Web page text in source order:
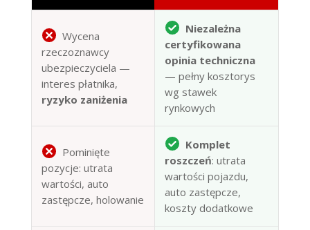
Wycena
rzeczoznawcy
ubezpieczyciela —
interes płatnika,
ryzyko zaniżenia
Niezależna
certyfikowana
opinia techniczna
— pełny kosztorys
wg stawek
rynkowych
Pominięte
pozycje: utrata
wartości, auto
zastępcze, holowanie
Komplet
roszczeń: utrata
wartości pojazdu,
auto zastępcze,
koszty dodatkowe